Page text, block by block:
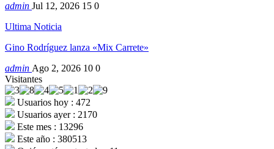
admin Jul 12, 2026 15 0
Ultima Noticia
Gino Rodríguez lanza «Mix Carrete»
admin Ago 2, 2026 10 0
Visitantes
Usuarios hoy : 472
Usuarios ayer : 2170
Este mes : 13296
Este año : 380513